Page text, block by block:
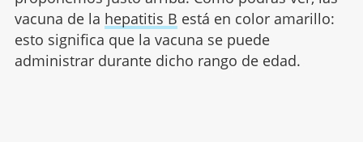
vacuna de la hepatitis B está en color amarillo:
esto significa que la vacuna se puede
administrar durante dicho rango de edad.